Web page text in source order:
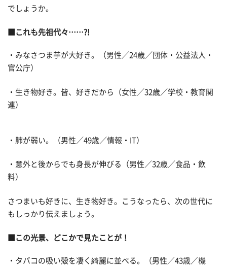
でしょうか。
■これも先祖代々……?!
・みなさつま芋が大好き。（男性／24歳／団体・公益法人・
官公庁）
・生き物好き。皆、好きだから（女性／32歳／学校・教育関
連）
・肺が弱い。（男性／49歳／情報・IT）
・意外と後からでも身長が伸びる（男性／32歳／食品・飲
料）
さつまいも好きに、生き物好き。こうなったら、次の世代に
もしっかり伝えましょう。
■この光景、どこかで見たことが！
・タバコの吸い殻を凄く綺麗に並べる。（男性／43歳／機